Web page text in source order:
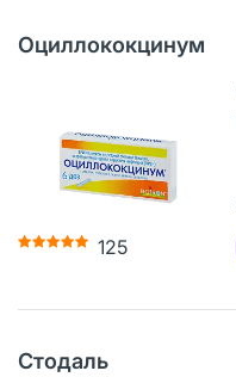
Оциллококцинум
125
Стодаль